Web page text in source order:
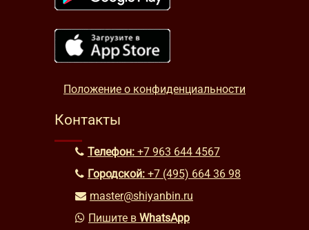
Положение о конфиденциальности
Контакты
Телефон: +7 963 644 4567
Городской: +7 (495) 664 36 98
master@shiyanbin.ru
Пишите в WhatsApp